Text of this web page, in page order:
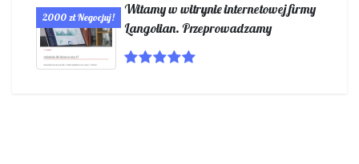
2000 zł Negocjuj!
Witamy w witrynie internetowej firmy
Langolian. Przeprowadzamy